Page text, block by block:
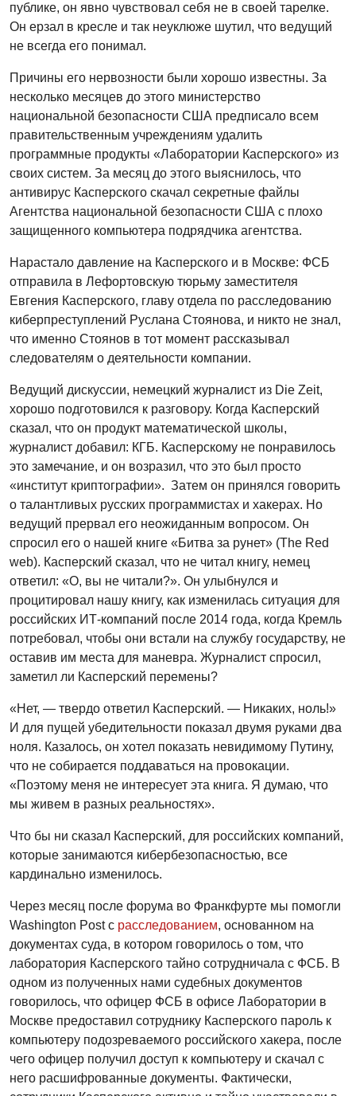
публике, он явно чувствовал себя не в своей тарелке.
Он ерзал в кресле и так неуклюже шутил, что ведущий
не всегда его понимал.
Причины его нервозности были хорошо известны. За
несколько месяцев до этого министерство
национальной безопасности США предписало всем
правительственным учреждениям удалить
программные продукты «Лаборатории Касперского» из
своих систем. За месяц до этого выяснилось, что
антивирус Касперского скачал секретные файлы
Агентства национальной безопасности США с плохо
защищенного компьютера подрядчика агентства.
Нарастало давление на Касперского и в Москве: ФСБ
отправила в Лефортовскую тюрьму заместителя
Евгения Касперского, главу отдела по расследованию
киберпреступлений Руслана Стоянова, и никто не знал,
что именно Стоянов в тот момент рассказывал
следователям о деятельности компании.
Ведущий дискуссии, немецкий журналист из Die Zeit,
хорошо подготовился к разговору. Когда Касперский
сказал, что он продукт математической школы,
журналист добавил: КГБ. Касперскому не понравилось
это замечание, и он возразил, что это был просто
«институт криптографии». Затем он принялся говорить
о талантливых русских программистах и хакерах. Но
ведущий прервал его неожиданным вопросом. Он
спросил его о нашей книге «Битва за рунет» (The Red
web). Касперский сказал, что не читал книгу, немец
ответил: «О, вы не читали?». Он улыбнулся и
процитировал нашу книгу, как изменилась ситуация для
российских ИТ-компаний после 2014 года, когда Кремль
потребовал, чтобы они встали на службу государству, не
оставив им места для маневра. Журналист спросил,
заметил ли Касперский перемены?
«Нет, — твердо ответил Касперский. — Никаких, ноль!»
И для пущей убедительности показал двумя руками два
ноля. Казалось, он хотел показать невидимому Путину,
что не собирается поддаваться на провокации.
«Поэтому меня не интересует эта книга. Я думаю, что
мы живем в разных реальностях».
Что бы ни сказал Касперский, для российских компаний,
которые занимаются кибербезопасностью, все
кардинально изменилось.
Через месяц после форума во Франкфурте мы помогли
Washington Post с расследованием, основанном на
документах суда, в котором говорилось о том, что
лаборатория Касперского тайно сотрудничала с ФСБ. В
одном из полученных нами судебных документов
говорилось, что офицер ФСБ в офисе Лаборатории в
Москве предоставил сотруднику Касперского пароль к
компьютеру подозреваемого российского хакера, после
чего офицер получил доступ к компьютеру и скачал с
него расшифрованные документы. Фактически,